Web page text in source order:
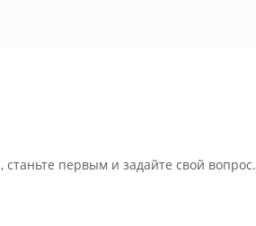
первым и задайте свой вопрос.